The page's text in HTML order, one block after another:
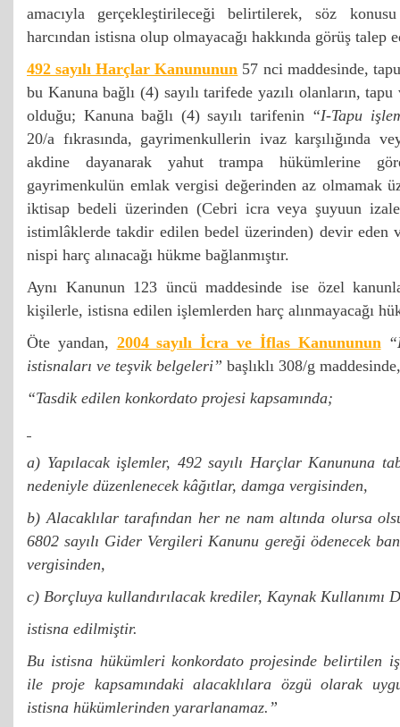
amacıyla gerçekleştirileceği belirtilerek, söz
harcından istisna olup olmayacağı hakkında görüş talep
492 sayılı Harçlar Kanununun 57 nci maddesinde,
bu Kanuna bağlı (4) sayılı tarifede yazılı olanların,
olduğu; Kanuna bağlı (4) sayılı tarifenin “I-Tapu
20/a fıkrasında, gayrimenkullerin ivaz karşılığında
akdine dayanarak yahut trampa hükümlerine
gayrimenkulün emlak vergisi değerinden az olmamak
iktisap bedeli üzerinden (Cebri icra veya şuyuun
istimlâklerde takdir edilen bedel üzerinden) devir eden
nispi harç alınacağı hükme bağlanmıştır.
Aynı Kanunun 123 üncü maddesinde ise özel
kişilerle, istisna edilen işlemlerden harç alınmayacağı
Öte yandan, 2004 sayılı İcra ve İflas Kanununun
istisnaları ve teşvik belgeleri” başlıklı 308/g maddesinde,
“Tasdik edilen konkordato projesi kapsamında;
a) Yapılacak işlemler, 492 sayılı Harçlar Kanununa
nedeniyle düzenlenecek kâğıtlar, damga vergisinden,
b) Alacaklılar tarafından her ne nam altında olursa
6802 sayılı Gider Vergileri Kanunu gereği ödenecek
vergisinden,
c) Borçluya kullandırılacak krediler, Kaynak Kullanımı
istisna edilmiştir.
Bu istisna hükümleri konkordato projesinde belirtilen
ile proje kapsamındaki alacaklılara özgü olarak
istisna hükümlerinden yararlanamaz.”